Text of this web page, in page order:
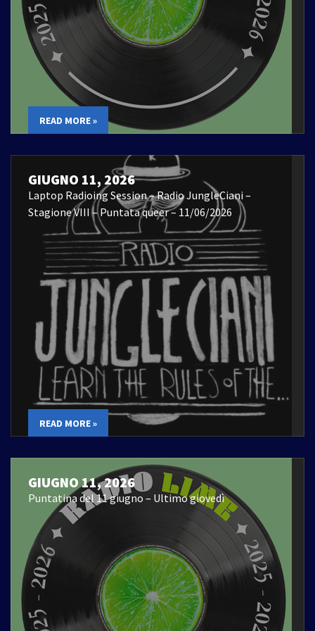
READ MORE »
GIUGNO 11, 2026
Laptop Radioing Session – Radio JungleCiani –
Stagione VIII – Puntata queer – 11/06/2026
READ MORE »
GIUGNO 11, 2026
Puntatina del 11 giugno – Ultimo giovedì